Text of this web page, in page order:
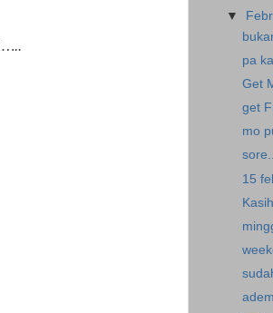
▼
pa
Get
get
mo
15